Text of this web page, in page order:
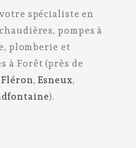
spécialiste en
pompes à
plomberie et
à Forêt (près de
Fléron,Esneux,
).